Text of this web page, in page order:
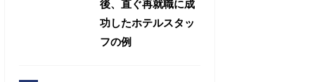
後、直ぐ再就職に成
功したホテルスタッ
フの例